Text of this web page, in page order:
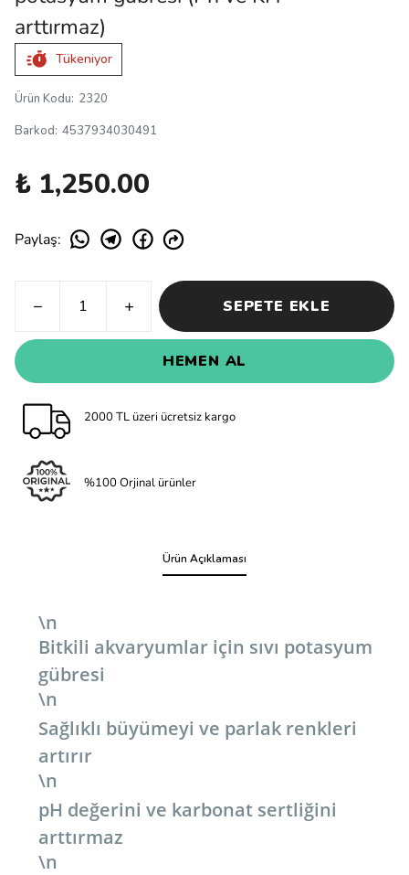
arttırmaz)
Tükeniyor
Ürün Kodu: 2320
Barkod: 4537934030491
₺ 1,250.00
Paylaş:
SEPETE EKLE
HEMEN AL
2000 TL üzeri ücretsiz kargo
%100 Orjinal ürünler
Ürün Açıklaması
\n
Bitkili akvaryumlar için sıvı potasyum
gübresi
\n
Sağlıklı büyümeyi ve parlak renkleri
artırır
\n
pH değerini ve karbonat sertliğini
arttırmaz
\n